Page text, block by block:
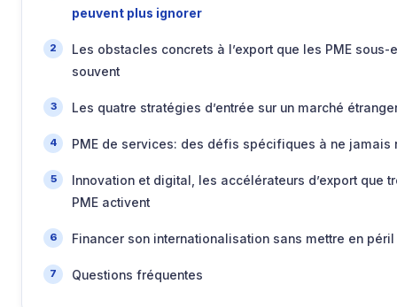
peuvent plus ignorer
Les obstacles concrets à l’export que les PME sous-
souvent
Les quatre stratégies d’entrée sur un marché
PME de services: des défis spécifiques à ne jamais
Innovation et digital, les accélérateurs d’export que
PME activent
Financer son internationalisation sans mettre en
Questions fréquentes